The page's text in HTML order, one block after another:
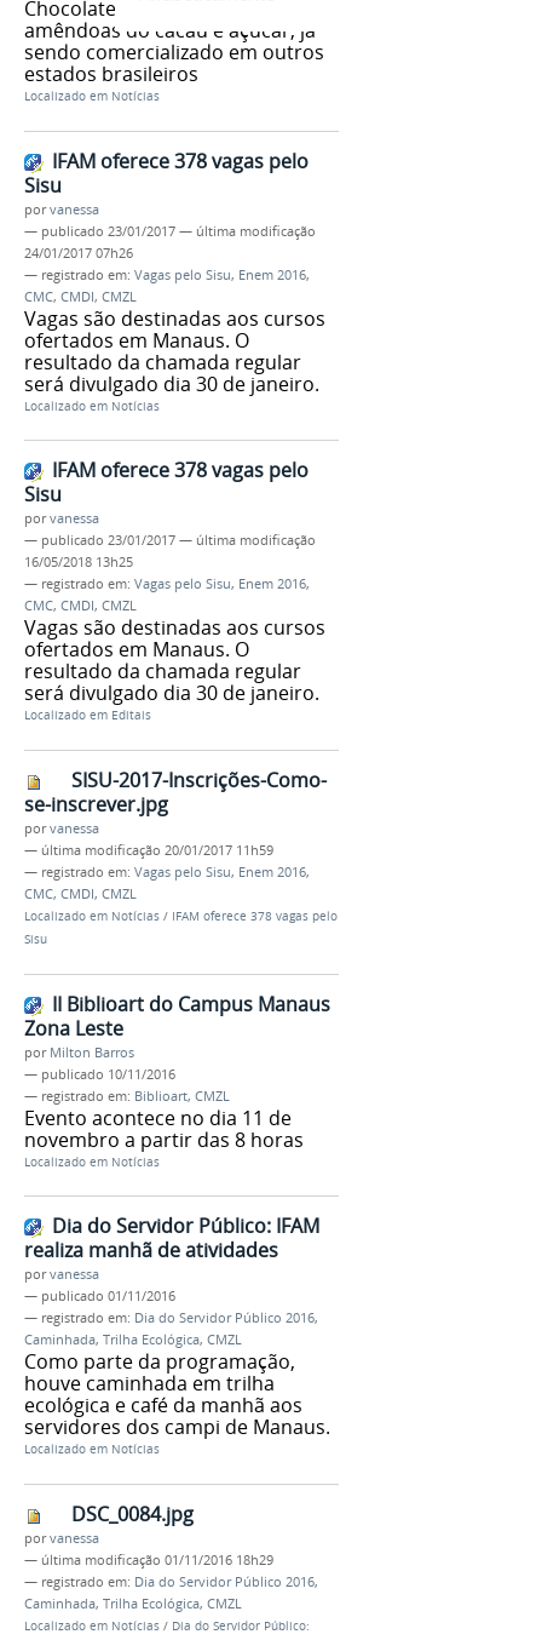
Chocolate é produzido a partir de
amêndoas do cacau e açúcar, já
sendo comercializado em outros
estados brasileiros
Localizado em Notícias
IFAM oferece 378 vagas pelo
Sisu
porvanessa
— publicado 23/01/2017 — última modificação
24/01/2017 07h26
— registrado em: Vagas pelo Sisu, Enem 2016,
CMC, CMDI, CMZL
Vagas são destinadas aos cursos
ofertados em Manaus. O
resultado da chamada regular
será divulgado dia 30 de janeiro.
Localizado em Notícias
IFAM oferece 378 vagas pelo
Sisu
porvanessa
— publicado 23/01/2017 — última modificação
16/05/2018 13h25
— registrado em: Vagas pelo Sisu, Enem 2016,
CMC, CMDI, CMZL
Vagas são destinadas aos cursos
ofertados em Manaus. O
resultado da chamada regular
será divulgado dia 30 de janeiro.
Localizado em Editais
SISU-2017-Inscrições-Como-
se-inscrever.jpg
porvanessa
— última modificação 20/01/2017 11h59
— registrado em: Vagas pelo Sisu, Enem 2016,
CMC, CMDI, CMZL
Localizado em Notícias / IFAM oferece 378 vagas pelo
Sisu
II Biblioart do Campus Manaus
Zona Leste
por Milton Barros
— publicado 10/11/2016
— registrado em: Biblioart, CMZL
Evento acontece no dia 11 de
novembro a partir das 8 horas
Localizado em Notícias
Dia do Servidor Público: IFAM
realiza manhã de atividades
porvanessa
— publicado 01/11/2016
— registrado em: Dia do Servidor Público 2016,
Caminhada, Trilha Ecológica, CMZL
Como parte da programação,
houve caminhada em trilha
ecológica e café da manhã aos
servidores dos campi de Manaus.
Localizado em Notícias
DSC_0084.jpg
porvanessa
— última modificação 01/11/2016 18h29
— registrado em: Dia do Servidor Público 2016,
Caminhada, Trilha Ecológica, CMZL
Localizado em Notícias / Dia do Servidor Público: